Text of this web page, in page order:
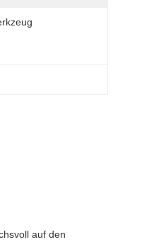
auf den